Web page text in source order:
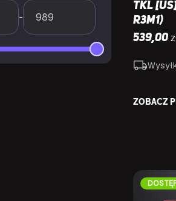
-
TKL
R3M1)
539,00
ZOBACZ